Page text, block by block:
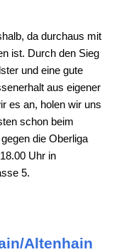
da durchaus mit
ist. Durch den Sieg
und eine gute
aus eigener
es an, holen wir uns
schon beim
die Oberliga
Uhr in
5.
Altenhain